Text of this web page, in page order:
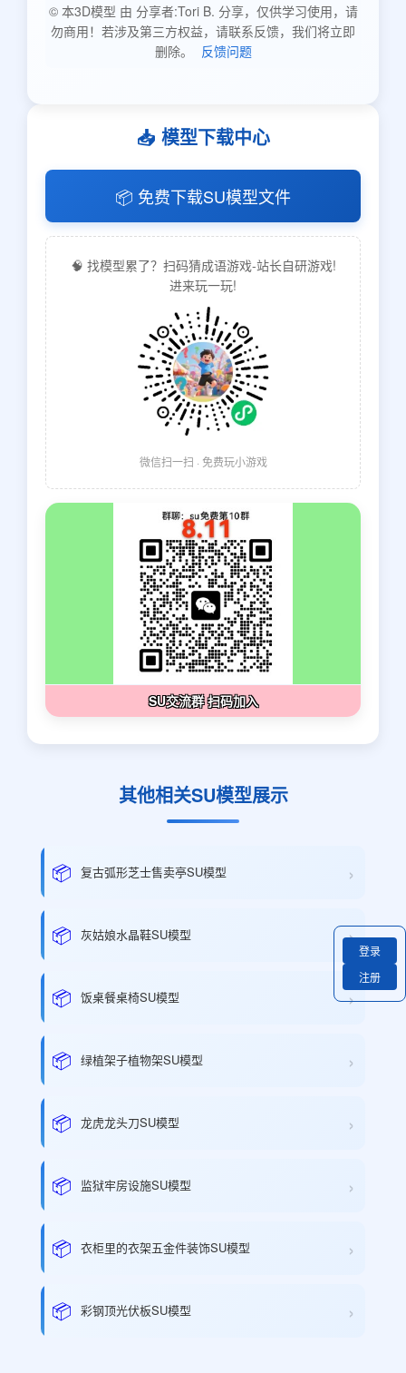
© 本3D模型 由 分享者:Tori B. 分享，仅供学习使用，请
勿商用！若涉及第三方权益，请联系反馈，我们将立即
删除。
反馈问题
📥 模型下载中心
📦 免费下载SU模型文件
🧠 找模型累了？扫码猜成语游戏-站长自研游戏!
进来玩一玩!
微信扫一扫 · 免费玩小游戏
SU交流群 扫码加入
其他相关SU模型展示
📦 复古弧形芝士售卖亭SU模型 ›
📦 灰姑娘水晶鞋SU模型 ›
📦 饭桌餐桌椅SU模型 ›
📦 绿植架子植物架SU模型 ›
📦 龙虎龙头刀SU模型 ›
📦 监狱牢房设施SU模型 ›
📦 衣柜里的衣架五金件装饰SU模型 ›
📦 彩钢顶光伏板SU模型 ›
登录
注册